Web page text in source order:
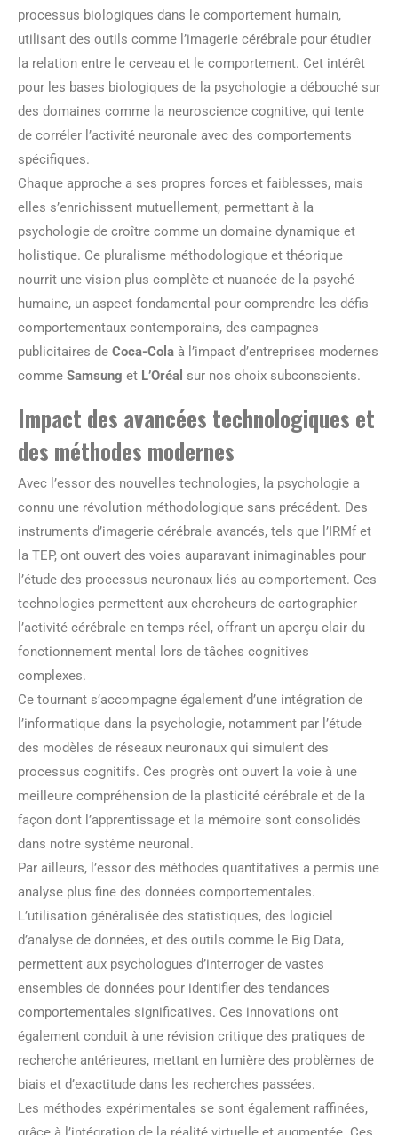
processus biologiques dans le comportement humain,
utilisant des outils comme l’imagerie cérébrale pour étudier
la relation entre le cerveau et le comportement. Cet intérêt
pour les bases biologiques de la psychologie a débouché sur
des domaines comme la neuroscience cognitive, qui tente
de corréler l’activité neuronale avec des comportements
spécifiques.
Chaque approche a ses propres forces et faiblesses, mais
elles s’enrichissent mutuellement, permettant à la
psychologie de croître comme un domaine dynamique et
holistique. Ce pluralisme méthodologique et théorique
nourrit une vision plus complète et nuancée de la psyché
humaine, un aspect fondamental pour comprendre les défis
comportementaux contemporains, des campagnes
publicitaires de Coca-Cola à l’impact d’entreprises modernes
comme Samsung et L’Oréal sur nos choix subconscients.
Impact des avancées technologiques et
des méthodes modernes
Avec l’essor des nouvelles technologies, la psychologie a
connu une révolution méthodologique sans précédent. Des
instruments d’imagerie cérébrale avancés, tels que l’IRMf et
la TEP, ont ouvert des voies auparavant inimaginables pour
l’étude des processus neuronaux liés au comportement. Ces
technologies permettent aux chercheurs de cartographier
l’activité cérébrale en temps réel, offrant un aperçu clair du
fonctionnement mental lors de tâches cognitives
complexes.
Ce tournant s’accompagne également d’une intégration de
l’informatique dans la psychologie, notamment par l’étude
des modèles de réseaux neuronaux qui simulent des
processus cognitifs. Ces progrès ont ouvert la voie à une
meilleure compréhension de la plasticité cérébrale et de la
façon dont l’apprentissage et la mémoire sont consolidés
dans notre système neuronal.
Par ailleurs, l’essor des méthodes quantitatives a permis une
analyse plus fine des données comportementales.
L’utilisation généralisée des statistiques, des logiciel
d’analyse de données, et des outils comme le Big Data,
permettent aux psychologues d’interroger de vastes
ensembles de données pour identifier des tendances
comportementales significatives. Ces innovations ont
également conduit à une révision critique des pratiques de
recherche antérieures, mettant en lumière des problèmes de
biais et d’exactitude dans les recherches passées.
Les méthodes expérimentales se sont également raffinées,